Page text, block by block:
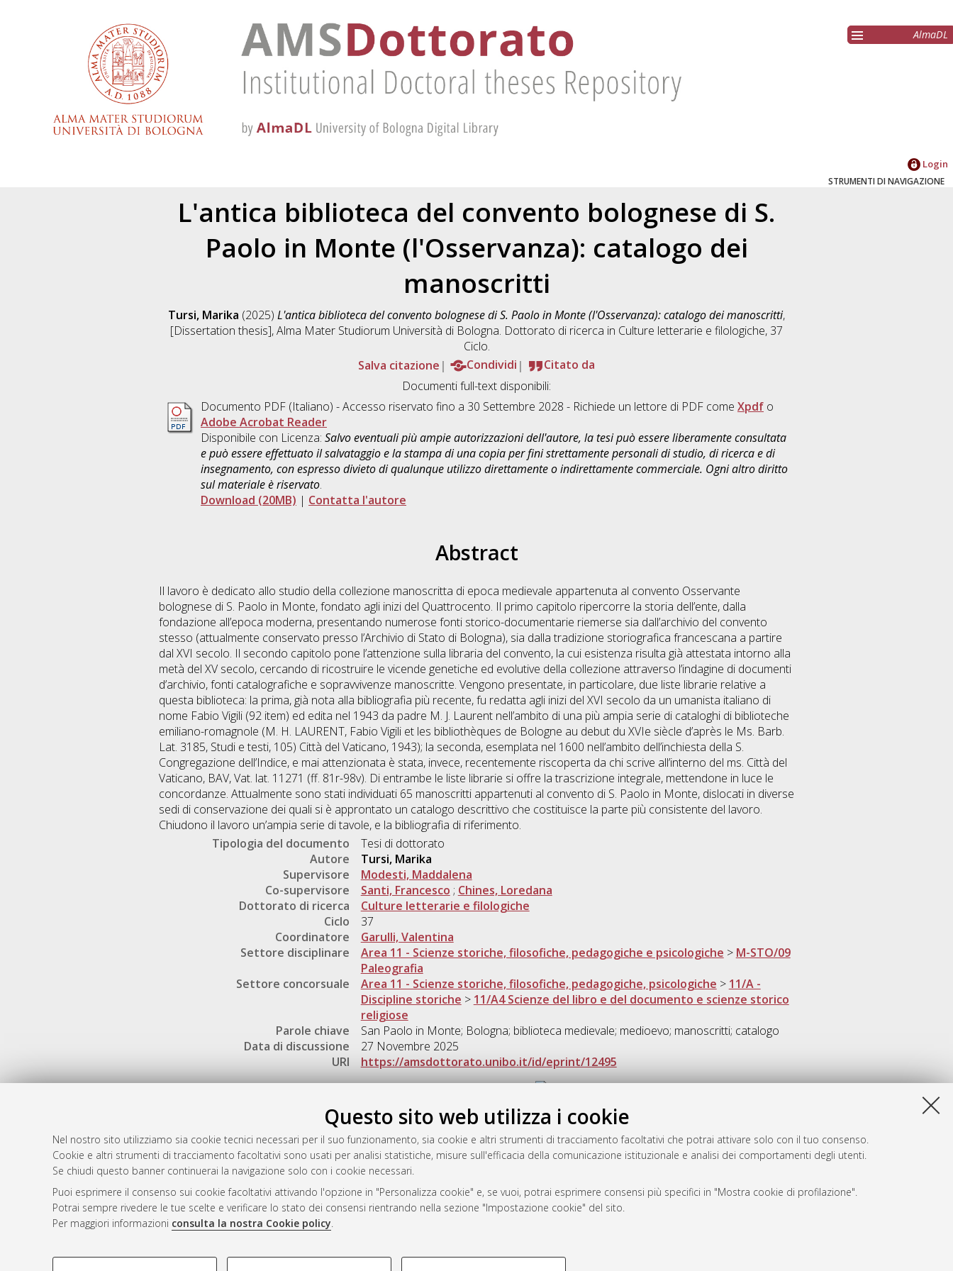
Questo sito web utilizza i cookie
Nel nostro sito utilizziamo sia cookie tecnici necessari per il suo funzionamento, sia cookie e altri strumenti di tracciamento facoltativi che potrai attivare solo con il tuo consenso.
Cookie e altri strumenti di tracciamento facoltativi sono usati per analisi statistiche, misure sull'efficacia della comunicazione istituzionale e analisi dei comportamenti degli utenti.
Se chiudi questo banner continuerai la navigazione solo con i cookie necessari.
Puoi esprimere il consenso sui cookie facoltativi attivando l'opzione in "Personalizza cookie" e, se vuoi, potrai esprimere consensi più specifici in "Mostra cookie di profilazione".
Potrai sempre rivedere le tue scelte e verificare lo stato dei consensi rientrando nella sezione "Impostazione cookie" del sito.
Per maggiori informazioni consulta la nostra Cookie policy.
COOKIE DI PROFILAZIONE - FACOLTATIVI COOKIE TECNICI - NECESSARI
AlmaDL
Login
STRUMENTI DI NAVIGAZIONE
L'antica biblioteca del convento bolognese di S.
Paolo in Monte (l'Osservanza): catalogo dei
manoscritti
Tursi, Marika (2025) L'antica biblioteca del convento bolognese di S. Paolo in Monte (l'Osservanza): catalogo dei manoscritti,
[Dissertation thesis], Alma Mater Studiorum Università di Bologna. Dottorato di ricerca in Culture letterarie e filologiche, 37
Ciclo.
Salva citazione
Condividi
Citato da
Documenti full-text disponibili:
Documento PDF (Italiano) - Accesso riservato fino a 30 Settembre 2028 - Richiede un lettore di PDF come Xpdf o
Adobe Acrobat Reader
Disponibile con Licenza: Salvo eventuali più ampie autorizzazioni dell'autore, la tesi può essere liberamente consultata
e può essere effettuato il salvataggio e la stampa di una copia per fini strettamente personali di studio, di ricerca e di
insegnamento, con espresso divieto di qualunque utilizzo direttamente o indirettamente commerciale. Ogni altro diritto
sul materiale è riservato.
Download (20MB) | Contatta l'autore
Abstract
Il lavoro è dedicato allo studio della collezione manoscritta di epoca medievale appartenuta al convento Osservante
bolognese di S. Paolo in Monte, fondato agli inizi del Quattrocento. Il primo capitolo ripercorre la storia dell’ente, dalla
fondazione all’epoca moderna, presentando numerose fonti storico-documentarie riemerse sia dall’archivio del convento
stesso (attualmente conservato presso l’Archivio di Stato di Bologna), sia dalla tradizione storiografica francescana a partire
dal XVI secolo. Il secondo capitolo pone l’attenzione sulla libraria del convento, la cui esistenza risulta già attestata intorno alla
metà del XV secolo, cercando di ricostruire le vicende genetiche ed evolutive della collezione attraverso l’indagine di documenti
d’archivio, fonti catalografiche e sopravvivenze manoscritte. Vengono presentate, in particolare, due liste librarie relative a
questa biblioteca: la prima, già nota alla bibliografia più recente, fu redatta agli inizi del XVI secolo da un umanista italiano di
nome Fabio Vigili (92 item) ed edita nel 1943 da padre M. J. Laurent nell’ambito di una più ampia serie di cataloghi di biblioteche
emiliano-romagnole (M. H. LAURENT, Fabio Vigili et les bibliothèques de Bologne au debut du XVIe siècle d’après le Ms. Barb.
Lat. 3185, Studi e testi, 105) Città del Vaticano, 1943); la seconda, esemplata nel 1600 nell’ambito dell’inchiesta della S.
Congregazione dell’Indice, e mai attenzionata è stata, invece, recentemente riscoperta da chi scrive all’interno del ms. Città del
Vaticano, BAV, Vat. lat. 11271 (ff. 81r-98v). Di entrambe le liste librarie si offre la trascrizione integrale, mettendone in luce le
concordanze. Attualmente sono stati individuati 65 manoscritti appartenuti al convento di S. Paolo in Monte, dislocati in diverse
sedi di conservazione dei quali si è approntato un catalogo descrittivo che costituisce la parte più consistente del lavoro.
Chiudono il lavoro un’ampia serie di tavole, e la bibliografia di riferimento.
Tipologia del documento
Tesi di dottorato
Autore
Tursi, Marika
Supervisore
Modesti, Maddalena
Co-supervisore
Santi, Francesco ; Chines, Loredana
Dottorato di ricerca
Culture letterarie e filologiche
Ciclo
37
Coordinatore
Garulli, Valentina
Settore disciplinare
Area 11 - Scienze storiche, filosofiche, pedagogiche e psicologiche > M-STO/09
Paleografia
Settore concorsuale
Area 11 - Scienze storiche, filosofiche, pedagogiche, psicologiche > 11/A -
Discipline storiche > 11/A4 Scienze del libro e del documento e scienze storico
religiose
Parole chiave
San Paolo in Monte; Bologna; biblioteca medievale; medioevo; manoscritti; catalogo
Data di discussione
27 Novembre 2025
URI
https://amsdottorato.unibo.it/id/eprint/12495
Atom
Rss 1.0
Rss 2.0
AMS Dottorato
ISSN: 2038-7946
Servizio implementato e gestito da
Impostazioni Cookie
Informativa sulla privacy
Condizioni d’uso del sito